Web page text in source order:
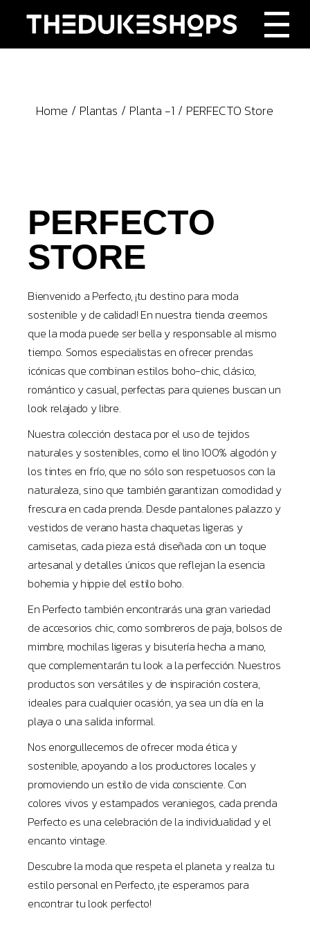
content
Home Plantas Planta -1 PERFECTO Store
PERFECTO
STORE
Bienvenido a Perfecto, ¡tu destino para moda
sostenible y de calidad! En nuestra tienda creemos
que la moda puede ser bella y responsable al mismo
tiempo. Somos especialistas en ofrecer prendas
icónicas que combinan estilos boho-chic, clásico,
romántico y casual, perfectas para quienes buscan un
look relajado y libre.
Nuestra colección destaca por el uso de tejidos
naturales y sostenibles, como el lino 100% algodón y
los tintes en frío, que no sólo son respetuosos con la
naturaleza, sino que también garantizan comodidad y
frescura en cada prenda. Desde pantalones palazzo y
vestidos de verano hasta chaquetas ligeras y
camisetas, cada pieza está diseñada con un toque
artesanal y detalles únicos que reflejan la esencia
bohemia y hippie del estilo boho.
En Perfecto también encontrarás una gran variedad
de accesorios chic, como sombreros de paja, bolsos de
mimbre, mochilas ligeras y bisutería hecha a mano,
que complementarán tu look a la perfección. Nuestros
productos son versátiles y de inspiración costera,
ideales para cualquier ocasión, ya sea un día en la
playa o una salida informal.
Nos enorgullecemos de ofrecer moda ética y
sostenible, apoyando a los productores locales y
promoviendo un estilo de vida consciente. Con
colores vivos y estampados veraniegos, cada prenda
Perfecto es una celebración de la individualidad y el
encanto vintage.
Descubre la moda que respeta el planeta y realza tu
estilo personal en Perfecto, ¡te esperamos para
encontrar tu look perfecto!